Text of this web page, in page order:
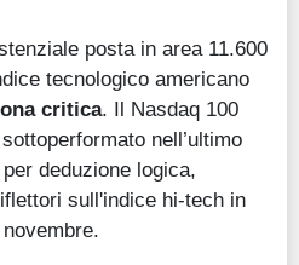
posta in area 11.600
tecnologico americano
critica. Il Nasdaq 100
nell’ultimo
deduzione logica,
sull'indice hi-tech in